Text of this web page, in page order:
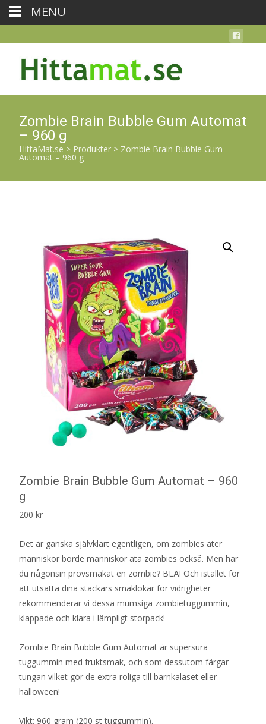
Zombie Brain Bubble Gum Automat
– 960 g
HittaMat.se > Produkter > Zombie Brain Bubble Gum
Automat – 960 g
Zombie Brain Bubble Gum Automat – 960
g
200 kr
Det är ganska självklart egentligen, om zombies äter
människor borde människor äta zombies också. Men har
du någonsin provsmakat en zombie? BLÄ! Och istället för
att utsätta dina stackars smaklökar för vidrigheter
rekommenderar vi dessa mumsiga zombietuggummin,
klappade och klara i lämpligt storpack!
Zombie Brain Bubble Gum Automat är supersura
tuggummin med fruktsmak, och som dessutom färgar
tungan vilket gör de extra roliga till barnkalaset eller
halloween!
Vikt: 960 gram (200 st tuggummin).
MENU